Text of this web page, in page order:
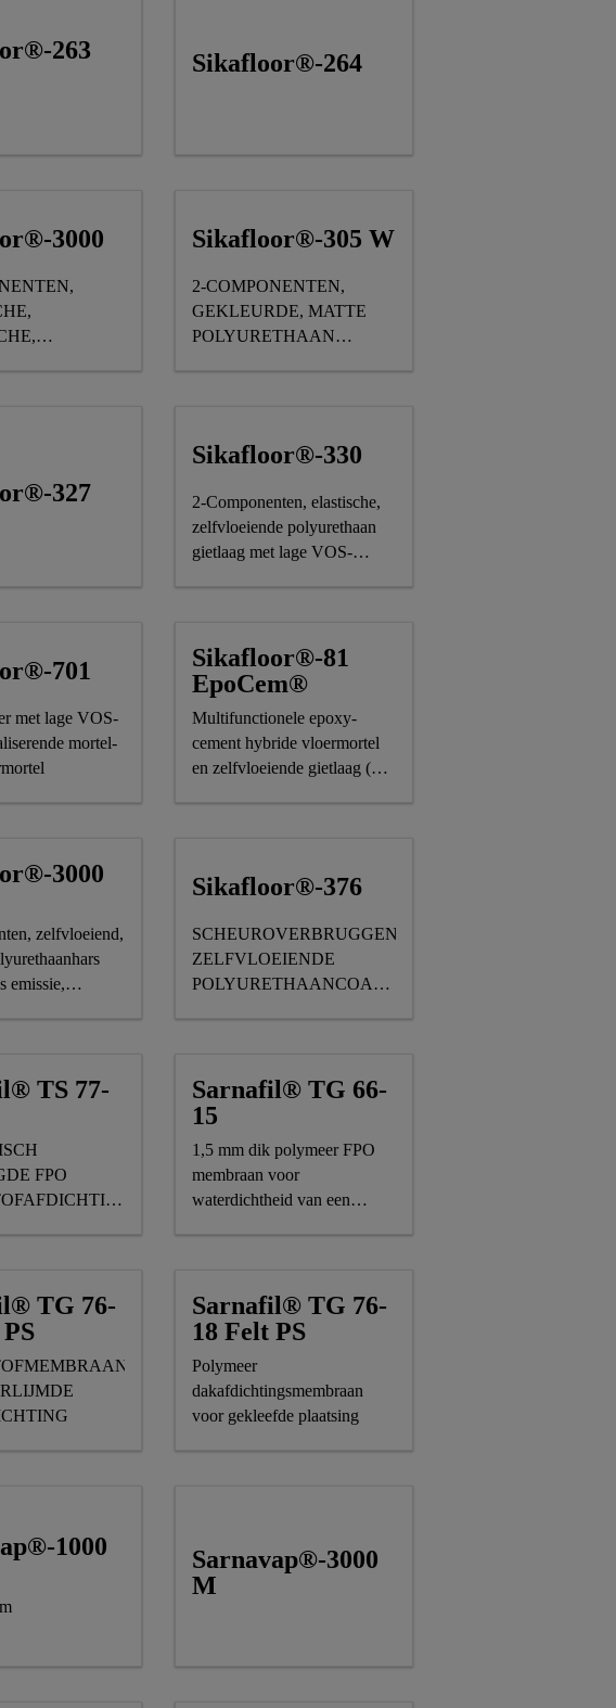
263
Sikafloor®-264
3000 Sikafloor®-305 W
2-COMPONENTEN,
GEKLEURDE, MATTE
POLYURETHAAN
327
Sikafloor®-330
2-Componenten, elastische,
zelfvloeiende polyurethaan
gietlaag met lage VOS-
701
met lage VOS-
mortel-
Sikafloor®-81
EpoCem®
Multifunctionele epoxy-
cement hybride vloermortel
en zelfvloeiende gietlaag (1,5
3000
zelfvloeiend,
emissie,
Sikafloor®-376
SCHEUROVERBRUGGENDE,
ZELFVLOEIENDE
POLYURETHAANCOATING
TS 77-
FPO
Sarnafil® TG 66-
15
1,5 mm dik polymeer FPO
membraan voor
waterdichtheid van een
TG 76-
Sarnafil® TG 76-
18 Felt PS
Polymeer
dakafdichtingsmembraan
voor gekleefde plaatsing
1000
Sarnavap®-3000
M